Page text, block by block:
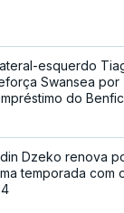
esquerdo
Swansea por
do
Dzeko renova
temporada com